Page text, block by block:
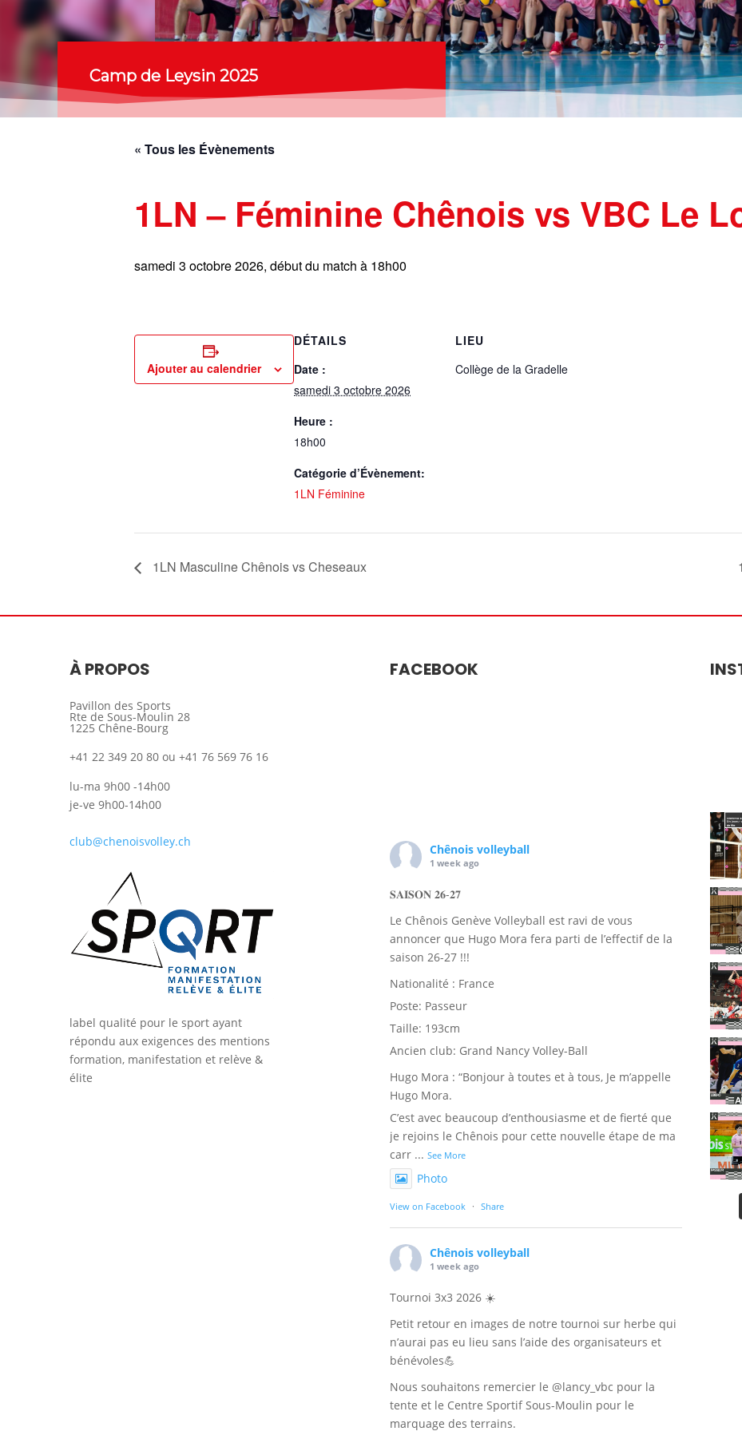
Camp de Leysin 2025
« Tous les Évènements
1LN – Féminine Chênois vs VBC Le
samedi 3 octobre 2026, début du match à 18h00
Ajouter au calendrier
DÉTAILS
Date :
samedi 3 octobre 2026
Heure :
18h00
Catégorie d’Évènement:
1LN Féminine
LIEU
Collège de la Gradelle
1LN Masculine Chênois vs Cheseaux
À PROPOS
Pavillon des Sports
Rte de Sous-Moulin 28
1225 Chêne-Bourg
+41 22 349 20 80 ou +41 76 569 76 16
lu-ma 9h00 -14h00
je-ve 9h00-14h00
club@chenoisvolley.ch
label qualité pour le sport ayant
répondu aux exigences des mentions
formation, manifestation et relève &
élite
FACEBOOK
Chênois volleyball
1 week ago
𝐒𝐀𝐈𝐒𝐎𝐍 𝟐𝟔-𝟐𝟕
Le Chênois Genève Volleyball est ravi de vous
annoncer que Hugo Mora fera parti de l’effectif de la
saison 26-27 !!!
Nationalité : France
Poste: Passeur
Taille: 193cm
Ancien club: Grand Nancy Volley-Ball
Hugo Mora : “Bonjour à toutes et à tous, Je m’appelle
Hugo Mora.
C’est avec beaucoup d’enthousiasme et de fierté que
je rejoins le Chênois pour cette nouvelle étape de ma
carr ... See More
Photo
View on Facebook · Share
Chênois volleyball
1 week ago
Tournoi 3x3 2026 ☀️
Petit retour en images de notre tournoi sur herbe qui
n’aurai pas eu lieu sans l’aide des organisateurs et
bénévoles💪
Nous souhaitons remercier le @lancy_vbc pour la
tente et le Centre Sportif Sous-Moulin pour le
marquage des terrains.